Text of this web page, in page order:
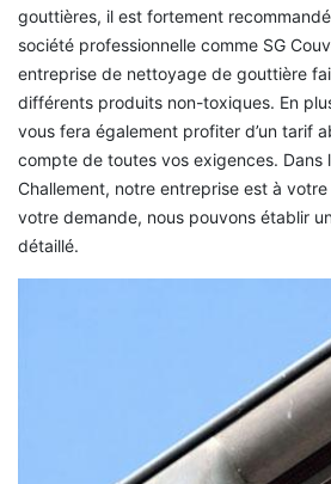
gouttières, il est fortement
société professionnelle comme SG
entreprise de nettoyage de gouttière
différents produits non-toxiques. En
vous fera également profiter d’un tarif
compte de toutes vos exigences. Dans
Challement, notre entreprise est à
votre demande, nous pouvons établir
détaillé.